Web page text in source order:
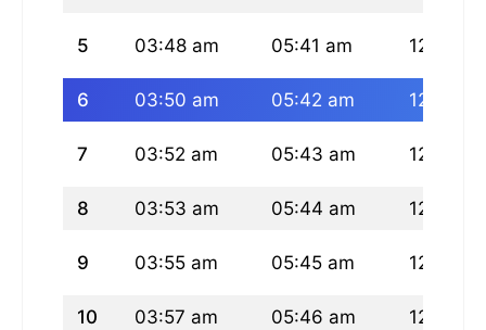
5 03:48 am 05:41 am 12:49
6 03:50 am 05:42 am 12:49
7 03:52 am 05:43 am 12:49
8 03:53 am 05:44 am 12:49
9 03:55 am 05:45 am 12:49
10 03:57 am 05:46 am 12:48